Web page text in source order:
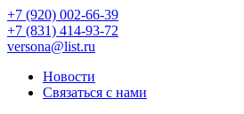
+7 (920) 002-66-39
+7 (831) 414-93-72
versona@list.ru
Новости
Связаться с нами